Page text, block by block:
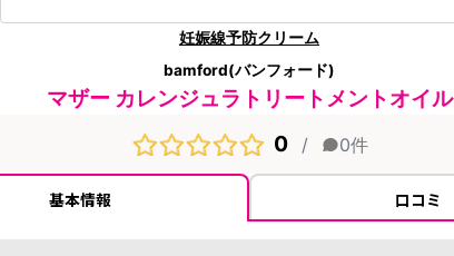
妊娠線予防クリーム
bamford(バンフォード)
マザー カレンジュラトリートメントオイル
0
/ 0件
基本情報 口コミ